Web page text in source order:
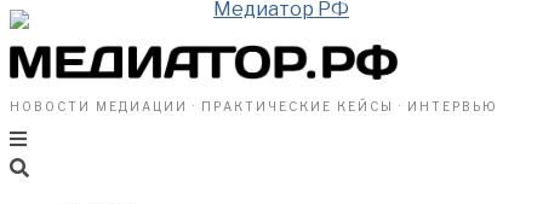
НОВОСТИ МЕДИАЦИИ · ПРАКТИЧЕСКИЕ КЕЙСЫ · ИНТЕРВЬЮ